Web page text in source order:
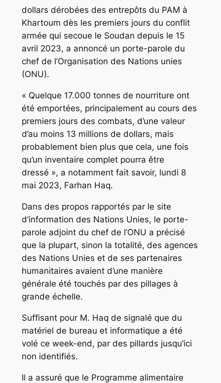
dollars dérobées des entrepôts du PAM à
Khartoum dès les premiers jours du conflit
armée qui secoue le Soudan depuis le 15
avril 2023, a annoncé un porte-parole du
chef de l’Organisation des Nations unies
(ONU).
« Quelque 17.000 tonnes de nourriture ont
été emportées, principalement au cours des
premiers jours des combats, d’une valeur
d’au moins 13 millions de dollars, mais
probablement bien plus que cela, une fois
qu’un inventaire complet pourra être
dressé », a notamment fait savoir, lundi 8
mai 2023, Farhan Haq.
Dans des propos rapportés par le site
d’information des Nations Unies, le porte-
parole adjoint du chef de l’ONU a précisé
que la plupart, sinon la totalité, des agences
des Nations Unies et de ses partenaires
humanitaires avaient d’une manière
générale été touchés par des pillages à
grande échelle.
Suffisant pour M. Haq de signalé que du
matériel de bureau et informatique a été
volé ce week-end, par des pillards jusqu’ici
non identifiés.
Il a assuré que le Programme alimentaire